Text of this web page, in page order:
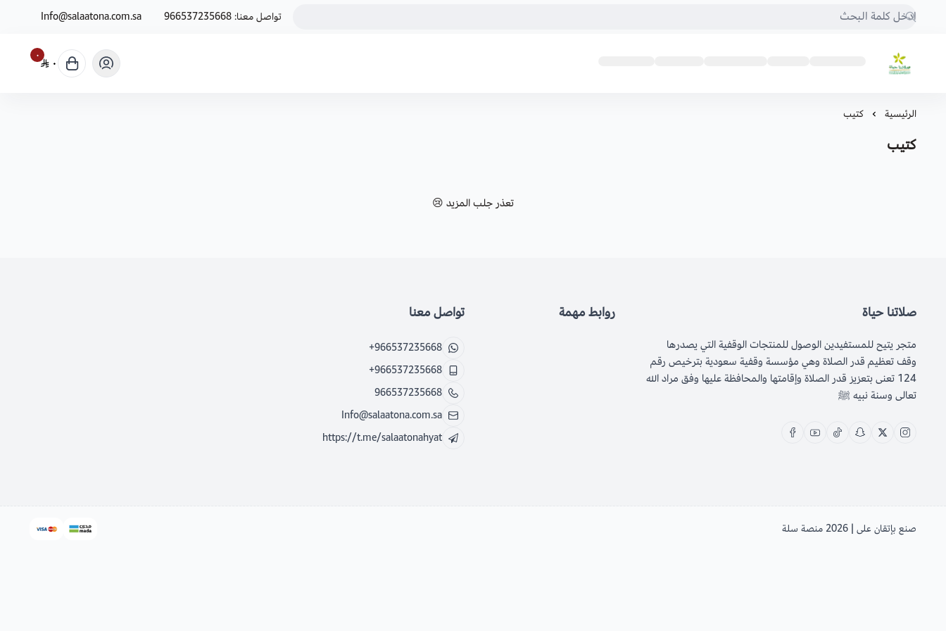
تواصل معنا:966537235668
Info@salaatona.com.sa
صلاتنا حياة
٠
٠
الرئيسية كتيب
كتيب
تعذر جلب المزيد 😢
صلاتنا حياة
متجر يتيح للمستفيدين الوصول للمنتجات الوقفية التي يصدرها
وقف تعظيم قدر الصلاة وهي مؤسسة وقفية سعودية بترخيص رقم
124 تعنى بتعزيز قدر الصلاة وإقامتها والمحافظة عليها وفق مراد الله
تعالى وسنة نبيه ﷺ
روابط مهمة تواصل معنا
+966537235668
+966537235668
966537235668
Info@salaatona.com.sa
https://t.me/salaatonahyat
صنع بإتقان على | 2026 منصة سلة